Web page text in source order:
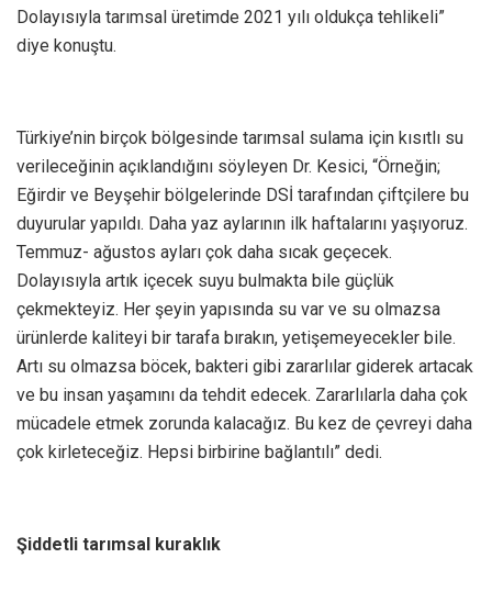
Dolayısıyla tarımsal üretimde 2021 yılı oldukça tehlikeli”
diye konuştu.
Türkiye’nin birçok bölgesinde tarımsal sulama için kısıtlı su
verileceğinin açıklandığını söyleyen Dr. Kesici, “Örneğin;
Eğirdir ve Beyşehir bölgelerinde DSİ tarafından çiftçilere bu
duyurular yapıldı. Daha yaz aylarının ilk haftalarını yaşıyoruz.
Temmuz- ağustos ayları çok daha sıcak geçecek.
Dolayısıyla artık içecek suyu bulmakta bile güçlük
çekmekteyiz. Her şeyin yapısında su var ve su olmazsa
ürünlerde kaliteyi bir tarafa bırakın, yetişemeyecekler bile.
Artı su olmazsa böcek, bakteri gibi zararlılar giderek artacak
ve bu insan yaşamını da tehdit edecek. Zararlılarla daha çok
mücadele etmek zorunda kalacağız. Bu kez de çevreyi daha
çok kirleteceğiz. Hepsi birbirine bağlantılı” dedi.
Şiddetli tarımsal kuraklık